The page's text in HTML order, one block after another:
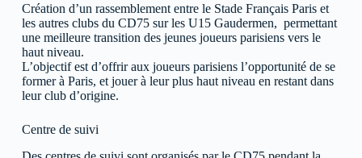
Création d’un rassemblement entre le Stade Français Paris et
les autres clubs du CD75 sur les U15 Gaudermen, permettant
une meilleure transition des jeunes joueurs parisiens vers le
haut niveau.
L’objectif est d’offrir aux joueurs parisiens l’opportunité de se
former à Paris, et jouer à leur plus haut niveau en restant dans
leur club d’origine.
Centre de suivi